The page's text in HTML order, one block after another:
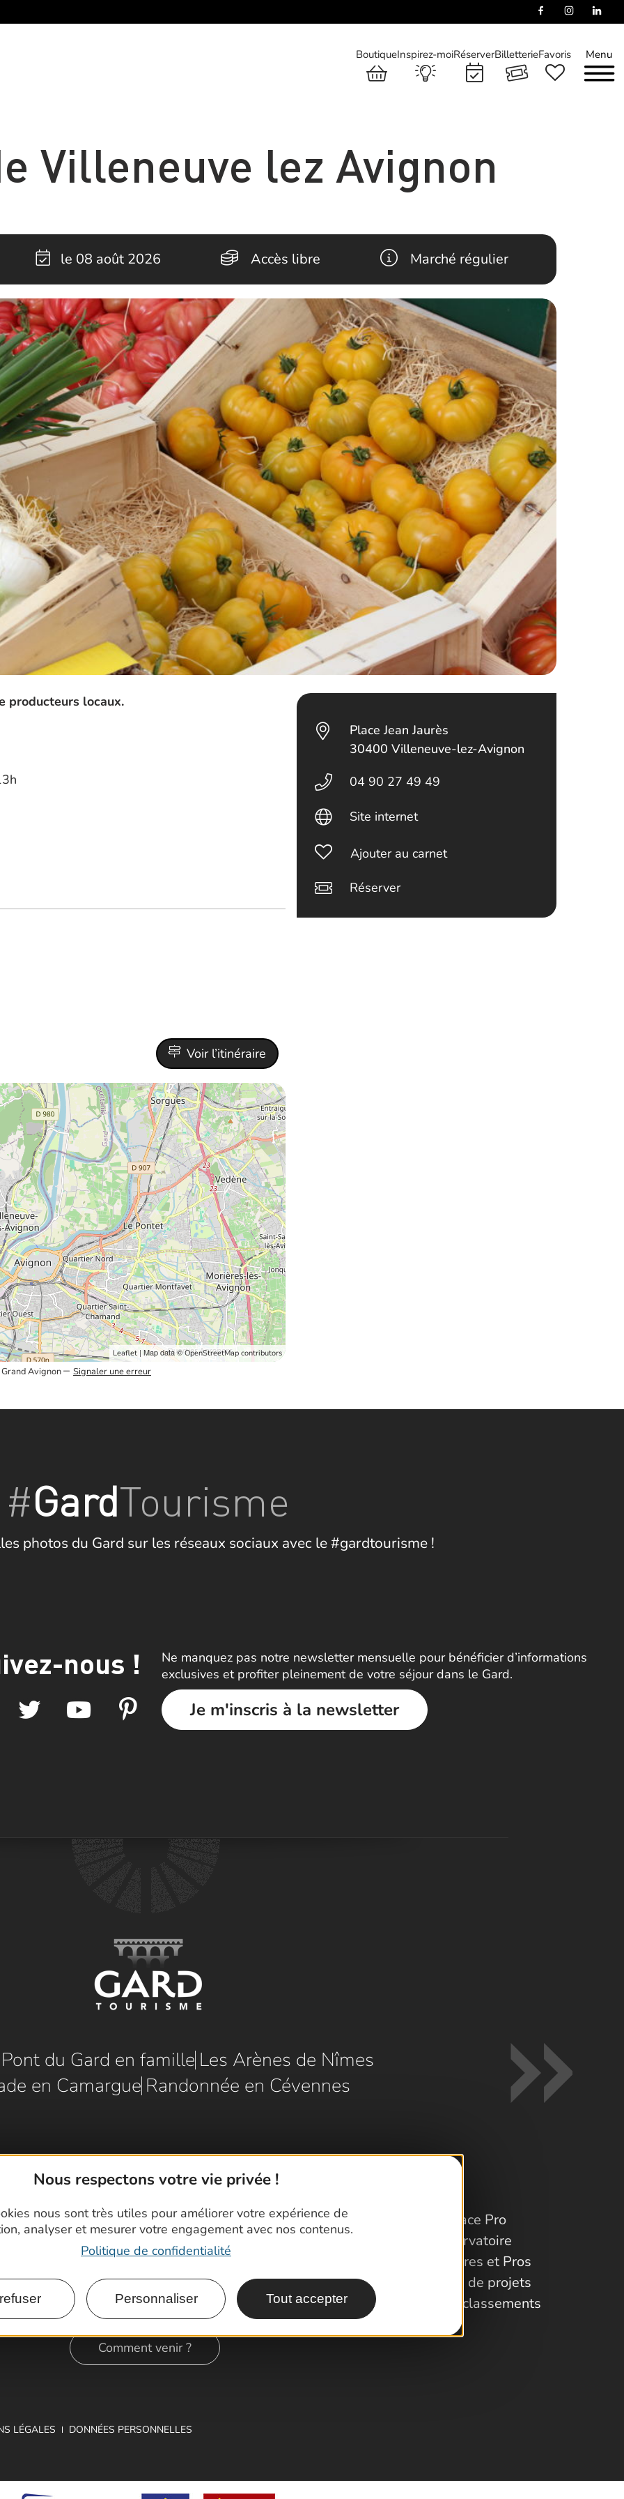
Nous respectons votre vie privée !
nous sont très utiles pour améliorer votre expérience de
analyser et mesurer votre engagement avec nos contenus.
Politique de confidentialité
Personnaliser Tout accepter
Menu
BoutiqueInspirez-moiRéserverBilletterieFavoris
Villeneuve lez Avignon
le 08 août 2026 Accès libre Marché régulier
producteurs locaux.
Voir l’itinéraire
Leaflet | Map data ©OpenStreetMap contributors
Avignon– Signaler une erreur
Place Jean Jaurès
30400 Villeneuve-lez-Avignon
04 90 27 49 49
Site internet
Ajouter au carnet
Réserver
#GardTourisme
photos du Gard sur les réseaux sociaux avec le #gardtourisme !
nous !
Ne manquez pas notre newsletter mensuelle pour bénéficier d’informations
exclusives et profiter pleinement de votre séjour dans le Gard.
Je m'inscris à la newsletter
du Gard en famille Les Arènes de Nîmes
en Camargue Randonnée en Cévennes
Comment venir ?
Espace Pro
Observatoire
Partenaires et Pros
Porteurs de projets
Labels et classements
LÉGALES DONNÉES PERSONNELLES